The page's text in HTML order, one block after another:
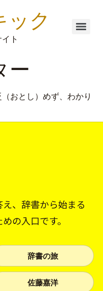
ック
ト
ー
おとし）めず、わかり
、辞書から始まる
の入口です。
辞書の旅
佐藤嘉洋